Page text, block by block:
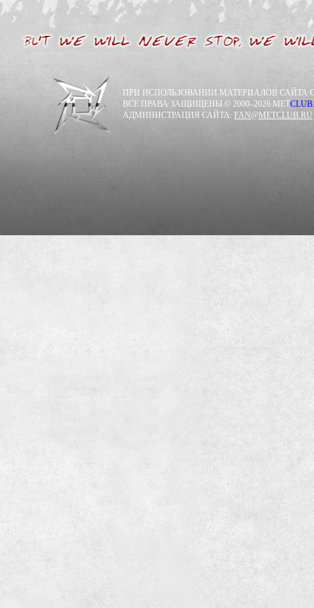
ПРИ ИСПОЛЬЗОВАНИИ МАТЕРИАЛОВ САЙТА
ВСЕ ПРАВА ЗАЩИЩЕНЫ © 2000–2026 METCLUB.
АДМИНИСТРАЦИЯ САЙТА: FAN@METCLUB.RU